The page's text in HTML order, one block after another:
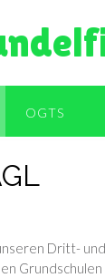
OGTS
Dritt-